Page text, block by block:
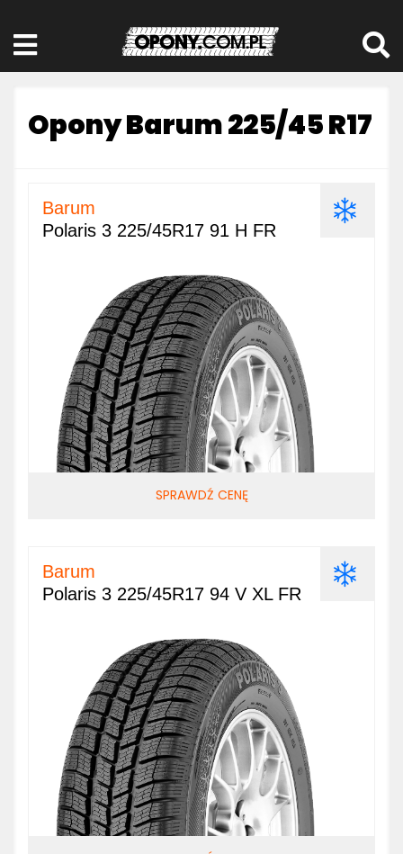
Opony Barum 225/45 R17
Barum
Polaris 3 225/45R17 91 H FR
SPRAWDŹ CENĘ
Barum
Polaris 3 225/45R17 94 V XL FR